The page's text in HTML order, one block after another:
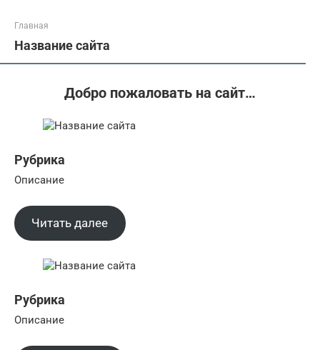
Главная
Название сайта
Добро пожаловать на сайт…
Рубрика
Описание
Читать далее
Рубрика
Описание